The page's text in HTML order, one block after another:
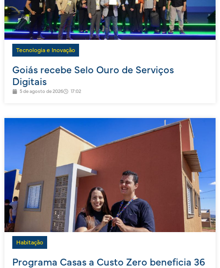
Tecnologia e Inovação
Goiás recebe Selo Ouro de Serviços
Digitais
5 de agosto de 2026 17:02
Habitação
Programa Casas a Custo Zero beneficia 36